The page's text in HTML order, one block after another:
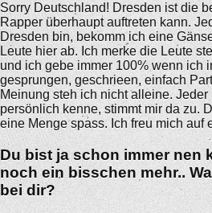
Sorry Deutschland! Dresden ist die
Rapper überhaupt auftreten kann.
Dresden bin, bekomm ich eine
Leute hier ab. Ich merke die Leute
und ich gebe immer 100% wenn ich
gesprungen, geschrieen, einfach
Meinung steh ich nicht alleine. Jeder
persönlich kenne, stimmt mir da zu.
eine Menge spass. Ich freu mich auf
Du bist ja schon immer nen
noch ein bisschen mehr..
bei dir?